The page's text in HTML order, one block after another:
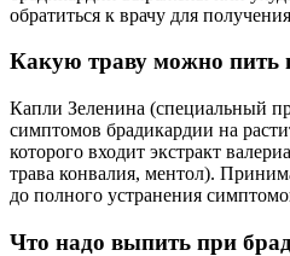
обратиться к врачу для
Какую траву можно пить
Капли Зеленина (специальный
симптомов брадикардии на
которого входит экстракт
трава конвалия, ментол).
до полного устранения
Что надо выпить при